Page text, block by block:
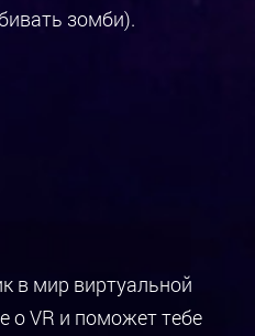
зомби).
в мир виртуальной
о VR и поможет тебе